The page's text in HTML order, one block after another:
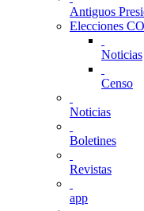
Antiguos
Elecciones
Noticias
Censo
Noticias
Boletines
Revistas
app